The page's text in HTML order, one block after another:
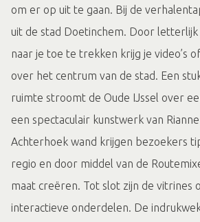
om er op uit te gaan. Bij de
uit de stad Doetinchem. Door
naar je toe te trekken krijg je video’s
over het centrum van de stad. Een
ruimte stroomt de Oude IJssel over
een spectaculair kunstwerk van
Achterhoek wand krijgen bezoekers
regio en door middel van de
maat creëren. Tot slot zijn de vitrines
interactieve onderdelen. De